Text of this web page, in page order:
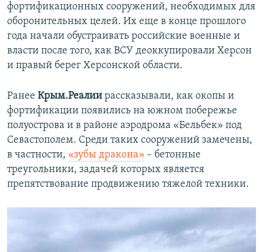
фортификационных сооружений, необходимых для
оборонительных целей. Их еще в конце прошлого
года начали обустраивать российские военные и
власти после того, как ВСУ деоккупировали Херсон
и правый берег Херсонской области.
Ранее Крым.Реалии рассказывали, как окопы и
фортификации появились на южном побережье
полуострова и в районе аэродрома «Бельбек» под
Севастополем. Среди таких сооружений замечены,
в частности, «зубы дракона» – бетонные
треугольники, задачей которых является
препятствование продвижению тяжелой техники.